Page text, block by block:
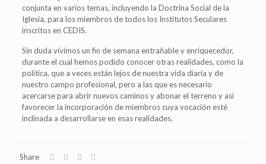
conjunta en varios temas, incluyendo la Doctrina Social de la
Iglesia, para los miembros de todos los Institutos Seculares
inscritos en CEDIS.
Sin duda vivimos un fin de semana entrañable y enriquecedor,
durante el cual hemos podido conocer otras realidades, como la
política, que a veces están lejos de nuestra vida diaria y de
nuestro campo profesional, pero a las que es necesario
acercarse para abrir nuevos caminos y abonar el terreno y así
favorecer la incorporación de miembros cuya vocación esté
inclinada a desarrollarse en esas realidades.
Share